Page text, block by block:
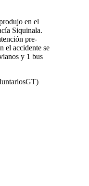
en el
Siquinala.
pre-
el accidente se
y 1 bus